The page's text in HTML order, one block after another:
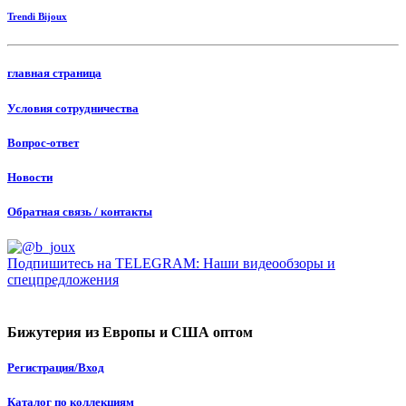
Trendi Bijoux
главная страница
Условия сотрудничества
Вопрос-ответ
Новости
Обратная связь / контакты
Подпишитесь на TELEGRAM: Наши видеообзоры и
спецпредложения
Бижутерия из Европы и США оптом
Регистрация/Вход
Каталог по коллекциям